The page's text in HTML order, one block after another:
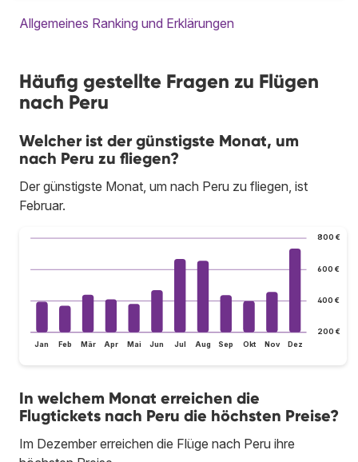
Allgemeines Ranking und Erklärungen
Häufig gestellte Fragen zu Flügen
nach Peru
Welcher ist der günstigste Monat, um
nach Peru zu fliegen?
Der günstigste Monat, um nach Peru zu fliegen, ist
Februar.
200 €
400 €
600 €
800 €
Jan Feb Mär Apr Mai Jun Jul Aug Sep Okt Nov Dez
In welchem Monat erreichen die
Flugtickets nach Peru die höchsten Preise?
Im Dezember erreichen die Flüge nach Peru ihre